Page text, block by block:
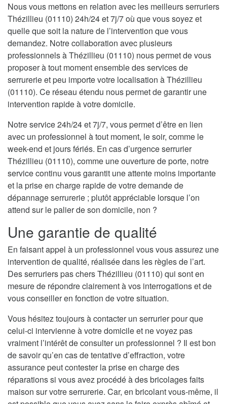
Nous vous mettons en relation avec les meilleurs serruriers
Thézillieu (01110) 24h/24 et 7j/7 où que vous soyez et
quelle que soit la nature de l’intervention que vous
demandez. Notre collaboration avec plusieurs
professionnels à Thézillieu (01110) nous permet de vous
proposer à tout moment ensemble des services de
serrurerie et peu importe votre localisation à Thézillieu
(01110). Ce réseau étendu nous permet de garantir une
intervention rapide à votre domicile.
Notre service 24h/24 et 7j/7, vous permet d’être en lien
avec un professionnel à tout moment, le soir, comme le
week-end et jours fériés. En cas d’urgence serrurier
Thézillieu (01110), comme une ouverture de porte, notre
service continu vous garantit une attente moins importante
et la prise en charge rapide de votre demande de
dépannage serrurerie ; plutôt appréciable lorsque l’on
attend sur le palier de son domicile, non ?
Une garantie de qualité
En faisant appel à un professionnel vous vous assurez une
intervention de qualité, réalisée dans les règles de l’art.
Des serruriers pas chers Thézillieu (01110) qui sont en
mesure de répondre clairement à vos interrogations et de
vous conseiller en fonction de votre situation.
Vous hésitez toujours à contacter un serrurier pour que
celui-ci intervienne à votre domicile et ne voyez pas
vraiment l’intérêt de consulter un professionnel ? Il est bon
de savoir qu’en cas de tentative d’effraction, votre
assurance peut contester la prise en charge des
réparations si vous avez procédé à des bricolages faits
maison sur votre serrurerie. Car, en bricolant vous-même, il